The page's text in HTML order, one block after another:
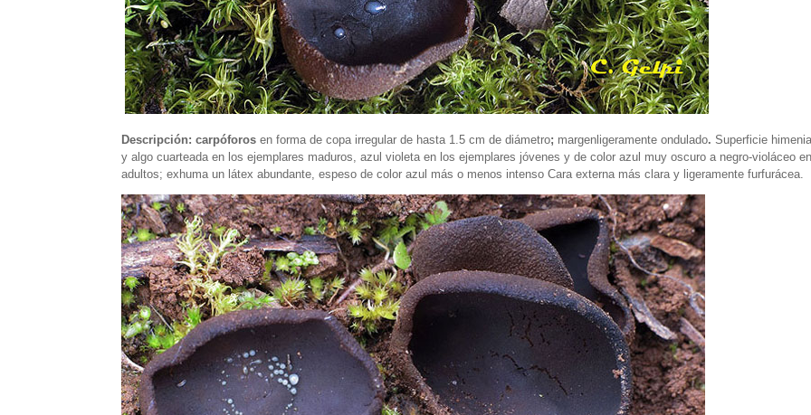
Descripción: carpóforosen forma de copa irregular de hasta 1.5 cm de diámetro; margen ligeramente ondulado.Superficie
y algo cuarteada en los ejemplares maduros, azul violeta en los ejemplares jóvenes y de color azul muy oscuro a negro-violáceo
adultos; exhuma un látex abundante, espeso de color azul más o menos intenso Cara externa más clara y ligeramente furfurácea.